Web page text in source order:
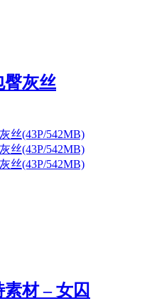
臀灰丝
材 – 女囚